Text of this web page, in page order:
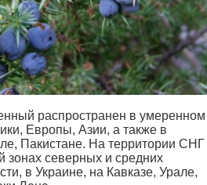
распространен в умеренном
Европы, Азии, а также в
Пакистане. На территории СНГ
зонах северных и средних
в Украине, на Кавказе, Урале,